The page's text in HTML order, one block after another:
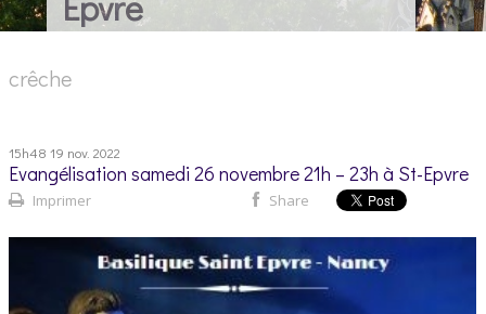
crêche
15h48 19 nov. 2022
Evangélisation samedi 26 novembre 21h – 23h à St-Epvre
Imprimer Share